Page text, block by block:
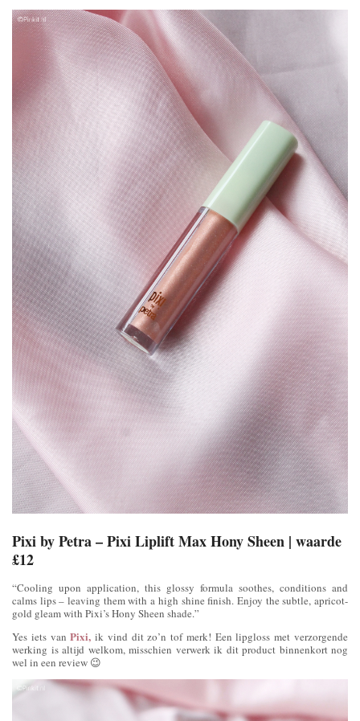
Pixi by Petra – Pixi Liplift Max Hony Sheen | waarde
£12
“Cooling upon application, this glossy formula soothes, conditions and
calms lips – leaving them with a high shine finish. Enjoy the subtle, apricot-
gold gleam with Pixi’s Hony Sheen shade.”
Yes iets vanPixi, ik vind dit zo’n tof merk! Een lipgloss met verzorgende
werking is altijd welkom, misschien verwerk ik dit product binnenkort nog
wel in een review 😉